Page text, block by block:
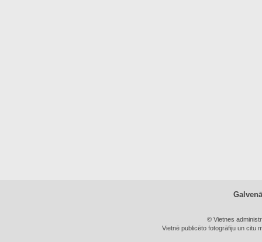
© Vietnes
Vietnē publicēto fotogrāfiju un citu